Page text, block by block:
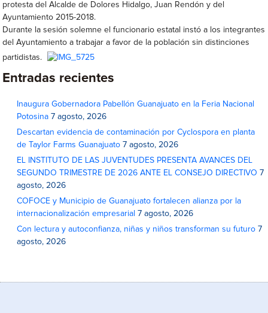
protesta del Alcalde de Dolores Hidalgo, Juan Rendón y del
Ayuntamiento 2015-2018.
Durante la sesión solemne el funcionario estatal instó a los integrantes
del Ayuntamiento a trabajar a favor de la población sin distinciones
partidistas.
Entradas recientes
Inaugura Gobernadora Pabellón Guanajuato en la Feria Nacional
Potosina 7 agosto, 2026
Descartan evidencia de contaminación por Cyclospora en planta
de Taylor Farms Guanajuato 7 agosto, 2026
EL INSTITUTO DE LAS JUVENTUDES PRESENTA AVANCES DEL
SEGUNDO TRIMESTRE DE 2026 ANTE EL CONSEJO DIRECTIVO 7
agosto, 2026
COFOCE y Municipio de Guanajuato fortalecen alianza por la
internacionalización empresarial 7 agosto, 2026
Con lectura y autoconfianza, niñas y niños transforman su futuro 7
agosto, 2026